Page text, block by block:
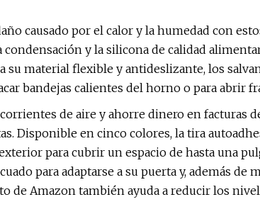
causado por el calor y la humedad con
condensación y la silicona de calidad
su material flexible y antideslizante, los
bandejas calientes del horno o para abrir
de aire y ahorre dinero en facturas
Disponible en cinco colores, la tira
para cubrir un espacio de hasta una
para adaptarse a su puerta y, además
de Amazon también ayuda a reducir los